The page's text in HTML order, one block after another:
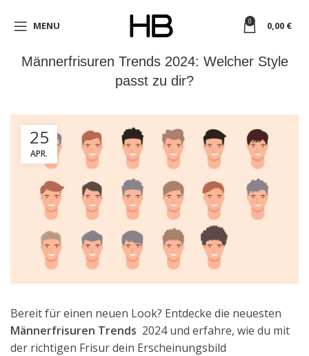
MENU 0 0,00 €
Männerfrisuren Trends 2024: Welcher Style
passt zu dir?
25
APR.
Bereit für einen neuen Look? Entdecke die neuesten
Männerfrisuren Trends 2024 und erfahre, wie du mit
der richtigen Frisur dein Erscheinungsbild